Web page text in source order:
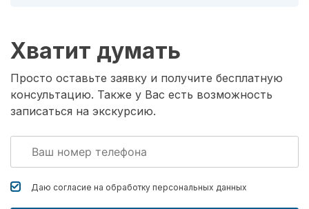
Хватит думать
Просто оставьте заявку и получите бесплатную
консультацию. Также у Вас есть возможность
записаться на экскурсию.
Даю согласие на обработку персональных данных